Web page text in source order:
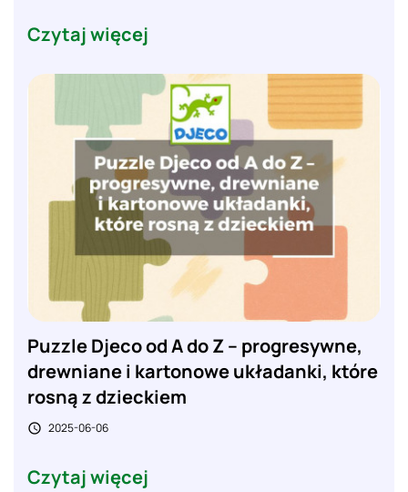
Czytaj więcej
Puzzle Djeco od A do Z – progresywne,
drewniane i kartonowe układanki, które
rosną z dzieckiem
 2025-06-06
Czytaj więcej